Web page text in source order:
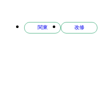
関東 改修